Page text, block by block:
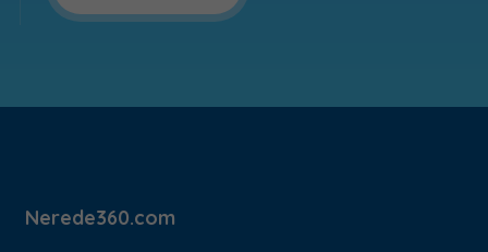
Nerede360.com